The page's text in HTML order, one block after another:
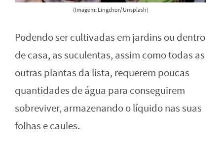
(Imagem: Lingchor/ Unsplash)
Podendo ser cultivadas em jardins ou dentro
de casa, as suculentas, assim como todas as
outras plantas da lista, requerem poucas
quantidades de água para conseguirem
sobreviver, armazenando o líquido nas suas
folhas e caules.